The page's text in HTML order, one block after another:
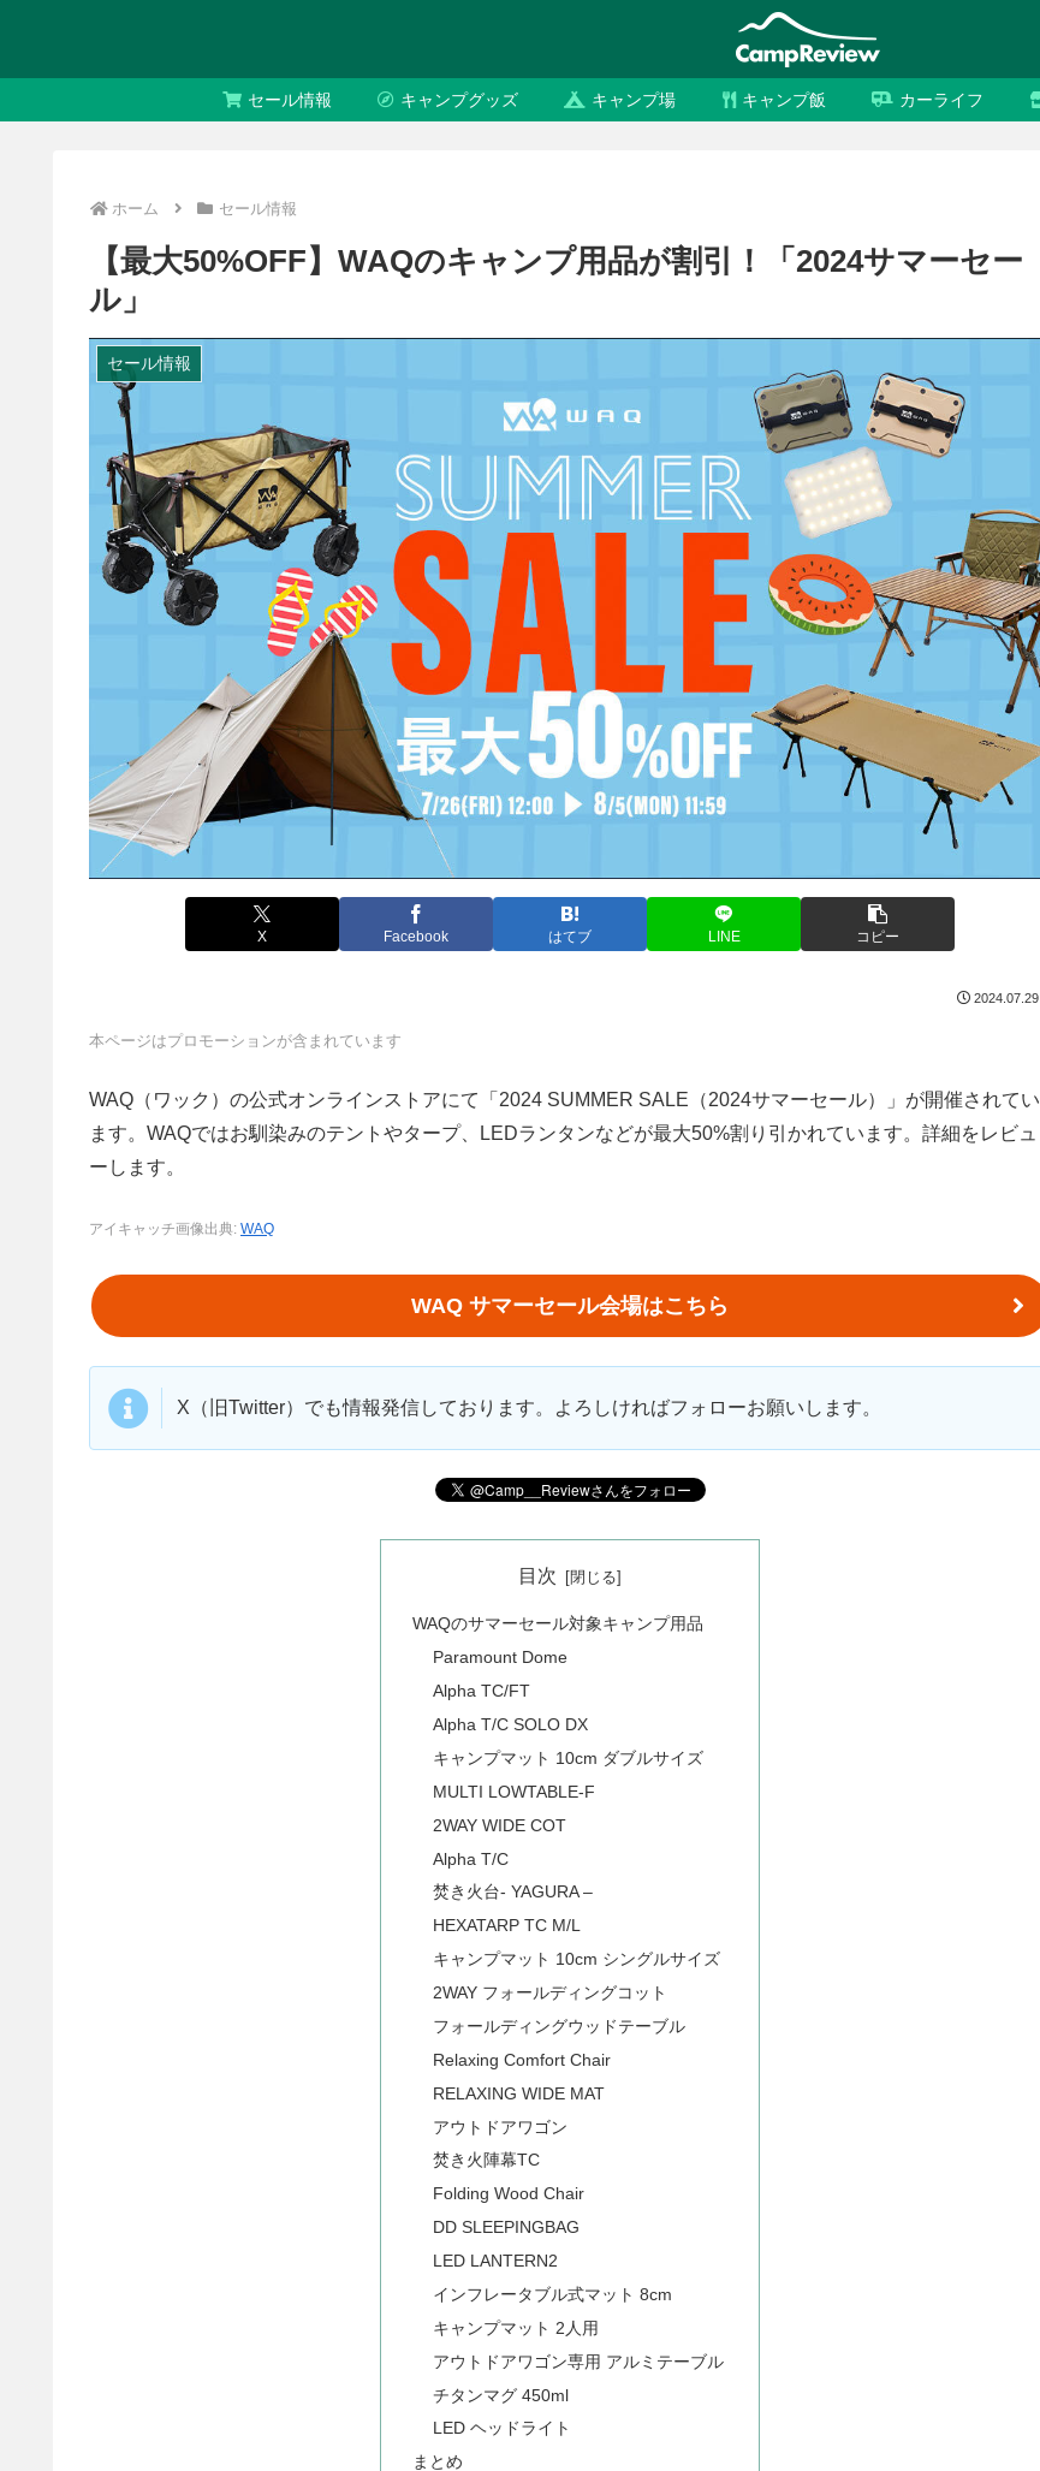
セール情報 キャンプグッズ キャンプ場 キャンプ飯 カーライフ
ホーム セール情報
【最大50%OFF】WAQのキャンプ用品が割引！「2024サマーセー
ル」
セール情報
X Facebook はてブ LINE コピー
2024.07.29
本ページはプロモーションが含まれています
WAQ（ワック）の公式オンラインストアにて「2024 SUMMER SALE（2024サマーセール）」が開催されてい
ます。WAQではお馴染みのテントやタープ、LEDランタンなどが最大50%割り引かれています。詳細をレビュ
ーします。
アイキャッチ画像出典: WAQ
WAQ サマーセール会場はこちら
X（旧Twitter）でも情報発信しております。よろしければフォローお願いします。
目次
WAQのサマーセール対象キャンプ用品
Paramount Dome
Alpha TC/FT
Alpha T/C SOLO DX
キャンプマット 10cm ダブルサイズ
MULTI LOWTABLE-F
2WAY WIDE COT
Alpha T/C
焚き火台- YAGURA –
HEXATARP TC M/L
キャンプマット 10cm シングルサイズ
2WAY フォールディングコット
フォールディングウッドテーブル
Relaxing Comfort Chair
RELAXING WIDE MAT
アウトドアワゴン
焚き火陣幕TC
Folding Wood Chair
DD SLEEPINGBAG
LED LANTERN2
インフレータブル式マット 8cm
キャンプマット 2人用
アウトドアワゴン専用 アルミテーブル
チタンマグ 450ml
LED ヘッドライト
まとめ